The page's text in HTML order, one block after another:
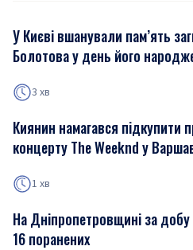
У Києві вшанували пам’ять
Болотова у день його
3 хв
Киянин намагався підкупити
концерту The Weeknd у
1 хв
На Дніпропетровщині за
16 поранених